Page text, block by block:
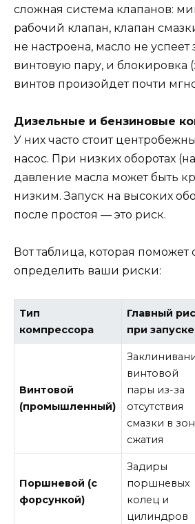
сложная система клапанов:
рабочий клапан, клапан
не настроена, масло не успеет
винтовую пару, и блокировка
винтов произойдет почти
Дизельные и бензиновые
У них часто стоит
насос. При низких оборотах
давление масла может быть
низким. Запуск на высоких
после простоя — это риск.
Вот таблица, которая поможет
определить ваши риски:
Тип
компрессора
Главный
при запуске
Винтовой
(промышленный)
винтовой
пары из-за
отсутствия
смазки в
сжатия
Поршневой (с
форсункой)
Задиры
поршневых
колец и
цилиндров